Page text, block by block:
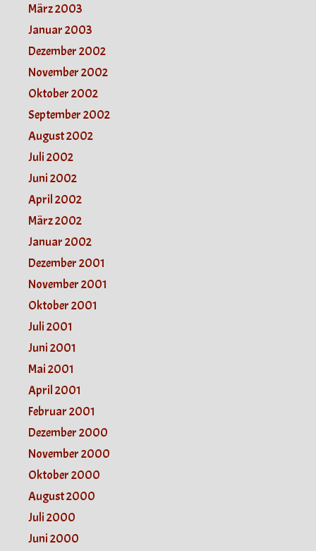
März 2003
Januar 2003
Dezember 2002
November 2002
Oktober 2002
September 2002
August 2002
Juli 2002
Juni 2002
April 2002
März 2002
Januar 2002
Dezember 2001
November 2001
Oktober 2001
Juli 2001
Juni 2001
Mai 2001
April 2001
Februar 2001
Dezember 2000
November 2000
Oktober 2000
August 2000
Juli 2000
Juni 2000